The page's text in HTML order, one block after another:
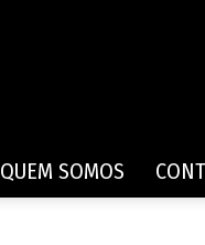
QUEM SOMOS